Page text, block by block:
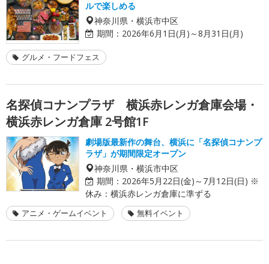
ルで楽しめる
神奈川県・横浜市中区
期間： 2026年6月1日(月)～8月31日(月)
グルメ・フードフェス
名探偵コナンプラザ 横浜赤レンガ倉庫会場・
横浜赤レンガ倉庫 2号館1F
劇場版最新作の舞台、横浜に「名探偵コナンプ
ラザ」が期間限定オープン
神奈川県・横浜市中区
期間： 2026年5月22日(金)～7月12日(日) ※
休み：横浜赤レンガ倉庫に準ずる
アニメ・ゲームイベント 無料イベント